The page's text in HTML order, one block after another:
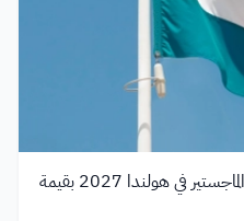
منحة جامعة ليدن للتميز لدراسة الماجستير في هولندا 2027 بقيمة